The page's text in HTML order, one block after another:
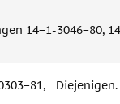
14−1-3046−80,